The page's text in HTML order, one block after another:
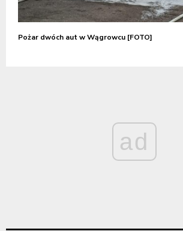
Pożar dwóch aut w Wągrowcu [FOTO]
ad